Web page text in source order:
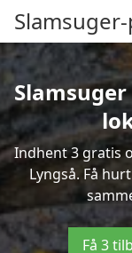
Indhent 3 gratis
Lyngså. Få
Få 3